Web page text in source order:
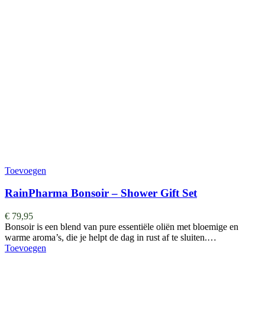
Toevoegen
RainPharma Bonsoir – Shower Gift Set
€ 79,95
Bonsoir is een blend van pure essentiële oliën met bloemige en
warme aroma’s, die je helpt de dag in rust af te sluiten.…
Toevoegen